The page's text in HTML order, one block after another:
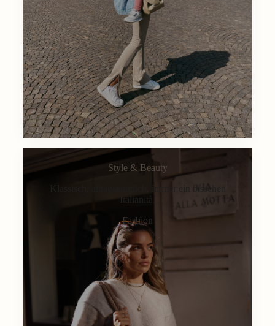
Style & Beauty
Klassisch, alltagstauglich, immer ein bisschen
Italianità.
Fashion